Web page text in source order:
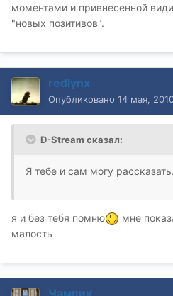
моментами и привнесенной
"новых позитивов".
redlynx
Опубликовано 14 мая,
D-Stream сказал:
Я тебе и сам могу рассказать.
я и без тебя помню
мне
малость
Чампик